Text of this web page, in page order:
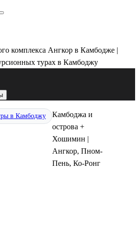
в Камбоджу
Камбоджа и
острова +
Хошимин |
Ангкор, Пном-
Пень, Ко-Ронг